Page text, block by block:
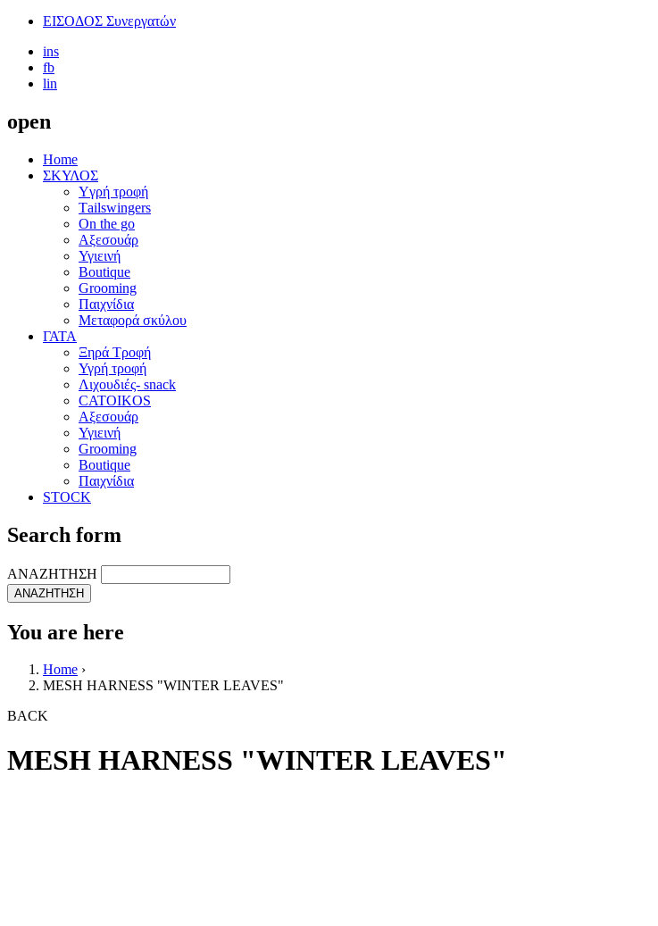
ΕΙΣΟΔΟΣ Συνεργατών
ins
fb
lin
open
Home
ΣΚΥΛΟΣ
Yγρή τροφή
Τailswingers
On the go
Αξεσουάρ
Υγιεινή
Boutique
Grooming
Παιχνίδια
Μεταφορά σκύλου
ΓΑΤΑ
Ξηρά Τροφή
Υγρή τροφή
Λιχουδιές- snack
CATOIKOS
Αξεσουάρ
Υγιεινή
Grooming
Boutique
Παιχνίδια
STOCK
Search form
ΑΝΑΖΗΤΗΣΗ
You are here
Home ›
MESH HARNESS "WINTER LEAVES"
BACK
MESH HARNESS "WINTER LEAVES"